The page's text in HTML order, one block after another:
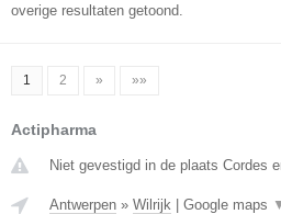
overige resultaten getoond.
1 2 » »»
Actipharma
Niet gevestigd in de plaats Cordes
Antwerpen » Wilrijk Google maps